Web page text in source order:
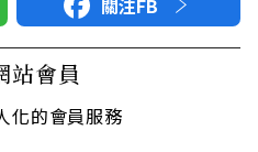
關注FB
站會員
化的會員服務